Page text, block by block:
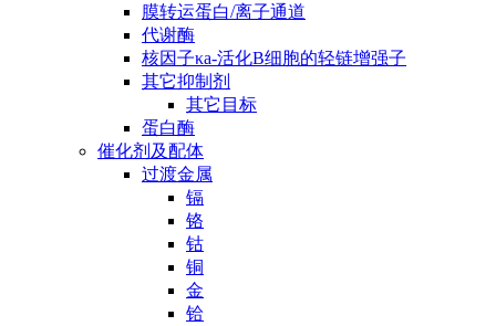
膜转运蛋白/离子通道
代谢酶
核因子κa-活化B细胞的轻链增强子
其它抑制剂
其它目标
蛋白酶
催化剂及配体
过渡金属
镉
铬
钴
铜
金
铪